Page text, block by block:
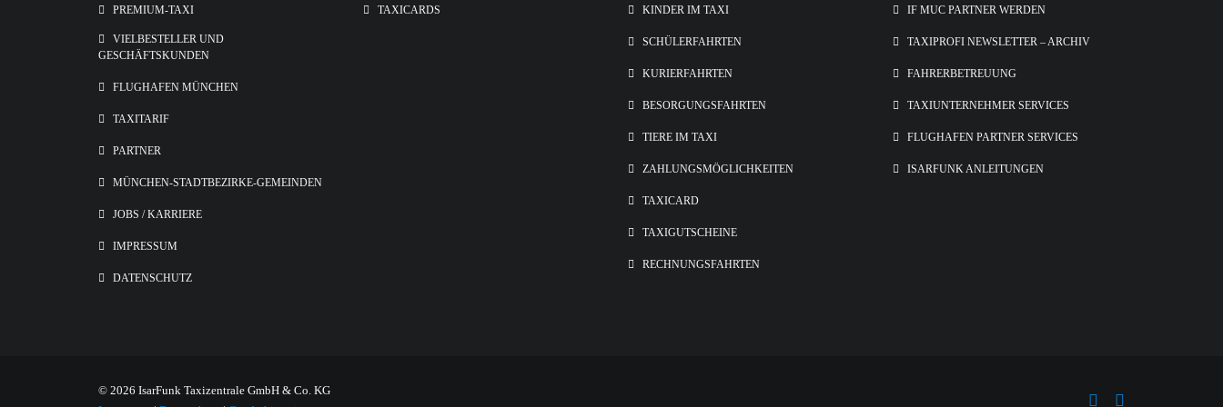
PREMIUM-TAXI
VIELBESTELLER UND
GESCHÄFTSKUNDEN
FLUGHAFEN MÜNCHEN
TAXITARIF
PARTNER
MÜNCHEN-STADTBEZIRKE-GEMEINDEN
JOBS / KARRIERE
IMPRESSUM
DATENSCHUTZ
TAXICARDS KINDER IM TAXI
SCHÜLERFAHRTEN
KURIERFAHRTEN
BESORGUNGSFAHRTEN
TIERE IM TAXI
ZAHLUNGSMÖGLICHKEITEN
TAXICARD
TAXIGUTSCHEINE
RECHNUNGSFAHRTEN
IF MUC PARTNER WERDEN
TAXIPROFI NEWSLETTER – ARCHIV
FAHRERBETREUUNG
TAXIUNTERNEHMER SERVICES
FLUGHAFEN PARTNER SERVICES
ISARFUNK ANLEITUNGEN
© 2026 IsarFunk Taxizentrale GmbH & Co. KG